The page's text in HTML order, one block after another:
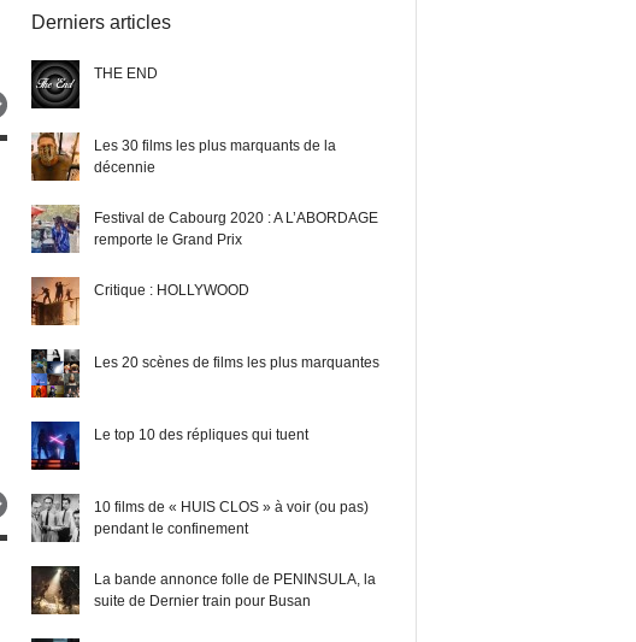
Derniers articles
THE END
Les 30 films les plus marquants de la
décennie
Festival de Cabourg 2020 : A L’ABORDAGE
remporte le Grand Prix
Critique : HOLLYWOOD
Les 20 scènes de films les plus marquantes
Le top 10 des répliques qui tuent
10 films de « HUIS CLOS » à voir (ou pas)
pendant le confinement
La bande annonce folle de PENINSULA, la
suite de Dernier train pour Busan